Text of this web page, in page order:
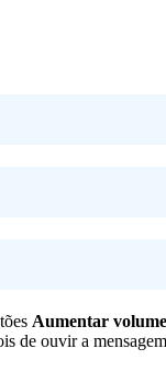
Aumentar volume
de ouvir a